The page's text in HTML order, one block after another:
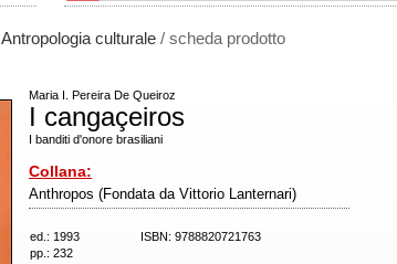
Antropologia culturale / scheda prodotto
Maria I. Pereira De Queiroz
I cangaçeiros
I banditi d'onore brasiliani
Collana:
Anthropos (Fondata da Vittorio Lanternari)
ed.: 1993
ISBN: 9788820721763
pp.: 232